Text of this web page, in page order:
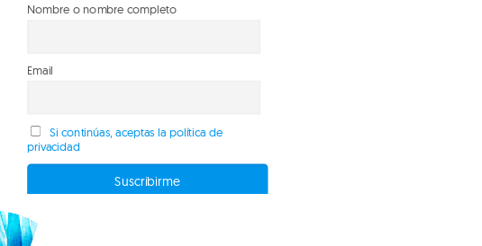
Nombre o nombre completo
Email
Si continúas, aceptas la política de
privacidad